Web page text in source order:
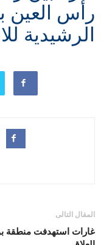
رأس العين
الرشيدية
المقال التالى
غارات استهدفت منطقة